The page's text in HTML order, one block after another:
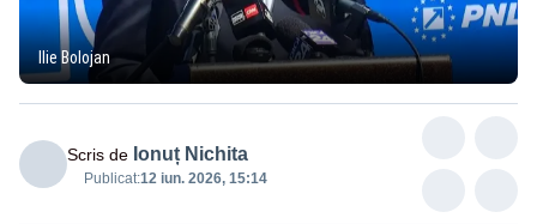
Ilie Bolojan
Scris de Ionuț Nichita
Publicat:12 iun. 2026, 15:14